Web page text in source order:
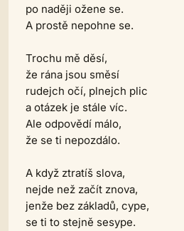
po naději ožene se.
A prostě nepohne se.
Trochu mě děsí,
že rána jsou směsí
rudejch očí, plnejch plic
a otázek je stále víc.
Ale odpovědí málo,
že se ti nepozdálo.
A když ztratíš slova,
nejde než začít znova,
jenže bez základů, cype,
se ti to stejně sesype.